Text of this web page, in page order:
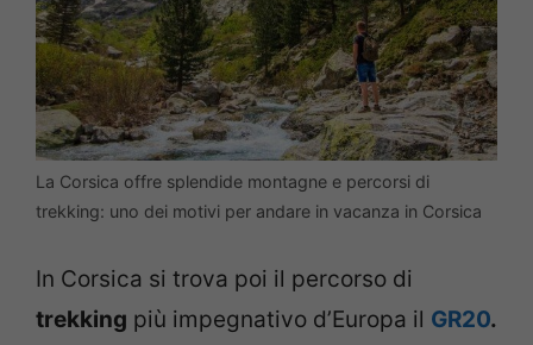
La Corsica offre splendide montagne e percorsi di
trekking: uno dei motivi per andare in vacanza in Corsica
In Corsica si trova poi il percorso di
trekking più impegnativo d’Europa il GR20.